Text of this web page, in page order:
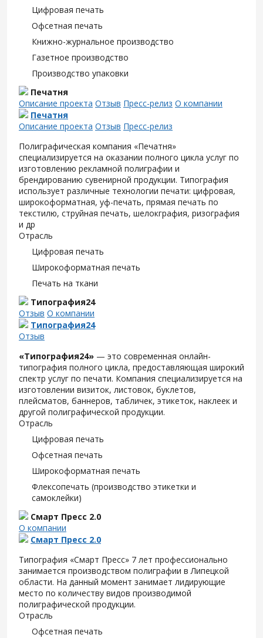
Цифровая печать
Офсетная печать
Книжно-журнальное производство
Газетное производство
Производство упаковки
Печатня
Описание проекта Отзыв Пресс-релиз О компании
Печатня
Описание проекта Отзыв Пресс-релиз
Полиграфическая компания «Печатня»
специализируется на оказании полного цикла услуг по
изготовлению рекламной полиграфии и
брендированию сувенирной продукции. Типография
использует различные технологии печати: цифровая,
широкоформатная, уф-печать, прямая печать по
текстилю, струйная печать, шелокграфия, ризография
и др
Отрасль
Цифровая печать
Широкоформатная печать
Печать на ткани
Типография24
Отзыв О компании
Типография24
Отзыв
«Типография24» — это современная онлайн-
типография полного цикла, предоставляющая широкий
спектр услуг по печати. Компания специализируется на
изготовлении визиток, листовок, буклетов,
плейсматов, баннеров, табличек, этикеток, наклеек и
другой полиграфической продукции.
Отрасль
Цифровая печать
Офсетная печать
Широкоформатная печать
Флексопечать (производство этикетки и
самоклейки)
Смарт Пресс 2.0
О компании
Смарт Пресс 2.0
Типография «Смарт Пресс» 7 лет профессионально
занимается производством полиграфии в Липецкой
области. На данный момент занимает лидирующие
место по количеству видов производимой
полиграфической продукции.
Отрасль
Офсетная печать